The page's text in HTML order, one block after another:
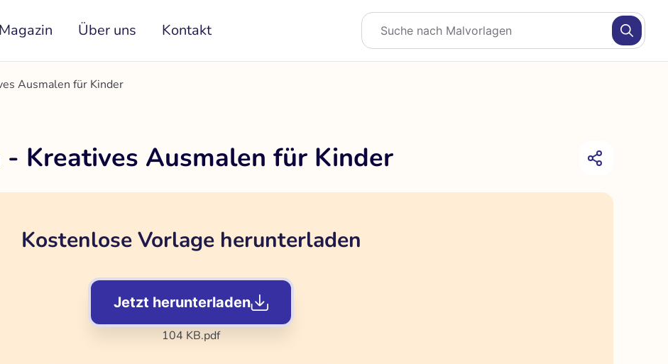
Magazin Über uns Kontakt
Ausmalen für Kinder
Kreatives Ausmalen für Kinder
Kostenlose Vorlage herunterladen
Jetzt herunterladen
104 KB.pdf